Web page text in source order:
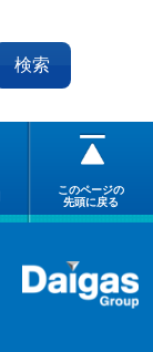
このページの
先頭に戻る